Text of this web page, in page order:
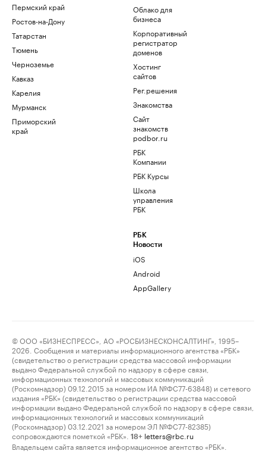
Пермский край
Ростов-на-Дону
Татарстан
Тюмень
Черноземье
Кавказ
Карелия
Мурманск
Приморский
край
Облако для
бизнеса
Корпоративный
регистратор
доменов
Хостинг
сайтов
Рег.решения
Знакомства
Сайт
знакомств
podbor.ru
РБК
Компании
РБК Курсы
Школа
управления
РБК
РБК
Новости
iOS
Android
AppGallery
© ООО «БИЗНЕСПРЕСС», АО «РОСБИЗНЕСКОНСАЛТИНГ», 1995–
2026. Сообщения и материалы информационного агентства «РБК»
(свидетельство о регистрации средства массовой информации
выдано Федеральной службой по надзору в сфере связи,
информационных технологий и массовых коммуникаций
(Роскомнадзор) 09.12.2015 за номером ИА №ФС77-63848) и сетевого
издания «РБК» (свидетельство о регистрации средства массовой
информации выдано Федеральной службой по надзору в сфере связи,
информационных технологий и массовых коммуникаций
(Роскомнадзор) 03.12.2021 за номером ЭЛ №ФС77-82385)
сопровождаются пометкой «РБК».
18+ letters@rbc.ru
Владельцем сайта является информационное агентство «РБК».